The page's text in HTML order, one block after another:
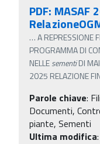
PDF: MASAF
…A REPRESSIONE
PROGRAMMA DI
NELLEsementiDI
2025 RELAZIONE
Parole chiave:
Documenti,
piante, Sementi
Ultima modifica: